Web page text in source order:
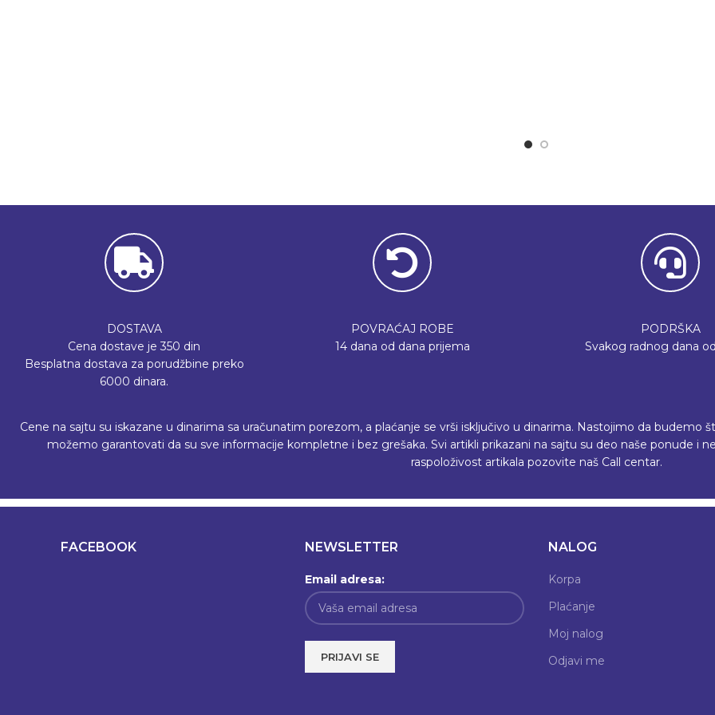
DOSTAVA
Cena dostave je 350 din
Besplatna dostava za porudžbine preko
6000 dinara.
POVRAĆAJ ROBE
14 dana od dana prijema
PODRŠKA
Svakog radnog dana
Cene na sajtu su iskazane u dinarima sa uračunatim porezom, a plaćanje se vrši isključivo u dinarima. Nastojimo da budemo
možemo garantovati da su sve informacije kompletne i bez grešaka. Svi artikli prikazani na sajtu su deo naše ponude i
raspoloživost artikala pozovite naš Call centar.
FACEBOOK NEWSLETTER
Email adresa:
NALOG
Korpa
Plaćanje
Moj nalog
Odjavi me